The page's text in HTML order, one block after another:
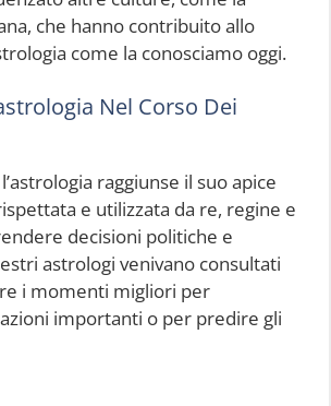
che hanno contribuito allo
come la conosciamo oggi.
Nel Corso Dei
raggiunse il suo apice
e utilizzata da re, regine e
decisioni politiche e
astrologi venivano consultati
i momenti migliori per
importanti o per predire gli